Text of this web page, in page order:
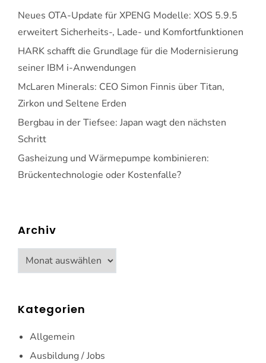
Neues OTA-Update für XPENG Modelle: XOS 5.9.5
erweitert Sicherheits-, Lade- und Komfortfunktionen
HARK schafft die Grundlage für die Modernisierung
seiner IBM i-Anwendungen
McLaren Minerals: CEO Simon Finnis über Titan,
Zirkon und Seltene Erden
Bergbau in der Tiefsee: Japan wagt den nächsten
Schritt
Gasheizung und Wärmepumpe kombinieren:
Brückentechnologie oder Kostenfalle?
Archiv
Archiv
Kategorien
Allgemein
Ausbildung / Jobs